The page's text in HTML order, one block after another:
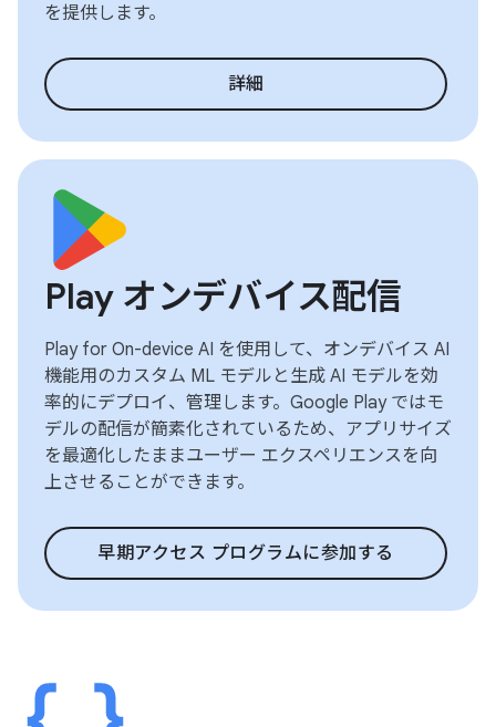
を提供します。
詳細
Play オンデバイス配信
Play for On-device AI を使用して、オンデバイス AI
機能用のカスタム ML モデルと生成 AI モデルを効
率的にデプロイ、管理します。Google Play ではモ
デルの配信が簡素化されているため、アプリサイズ
を最適化したままユーザー エクスペリエンスを向
上させることができます。
早期アクセス プログラムに参加する